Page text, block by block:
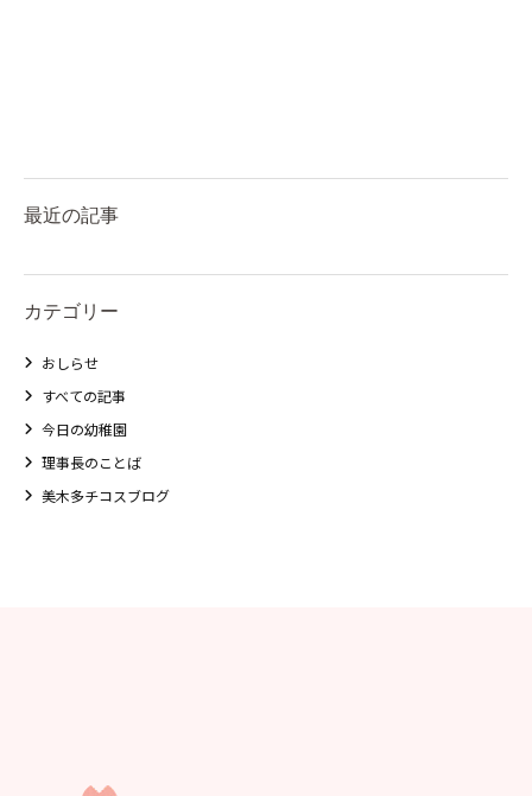
最近の記事
カテゴリー
おしらせ
すべての記事
今日の幼稚園
理事長のことば
美木多チコスブログ